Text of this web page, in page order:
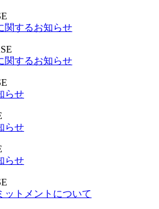
関するお知らせ
関するお知らせ
らせ
らせ
らせ
ットメントについて